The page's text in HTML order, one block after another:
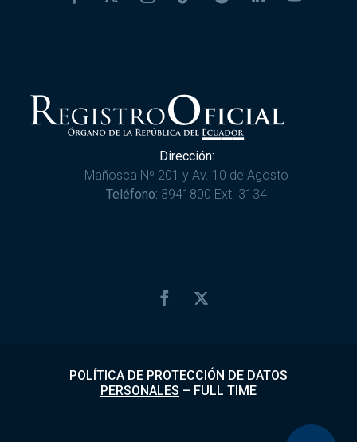
Dirección:
Mañosca Nº 201 y Av. 10 de Agosto
Teléfono: 3941800 Ext. 3134
POLÍTICA DE PROTECCIÓN DE DATOS
PERSONALES – FULL TIME